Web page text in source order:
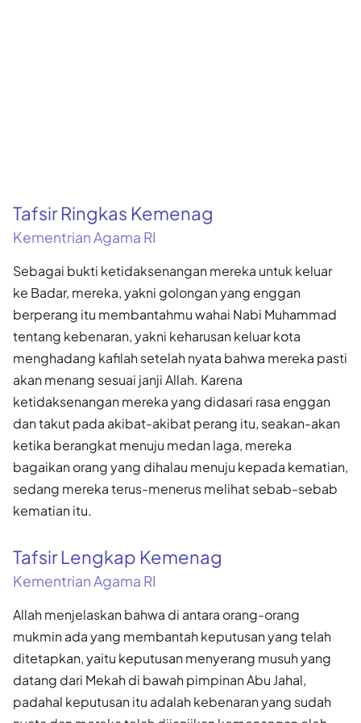
Tafsir Ringkas Kemenag
Kementrian Agama RI
Sebagai bukti ketidaksenangan mereka untuk keluar
ke Badar, mereka, yakni golongan yang enggan
berperang itu membantahmu wahai Nabi Muhammad
tentang kebenaran, yakni keharusan keluar kota
menghadang kafilah setelah nyata bahwa mereka pasti
akan menang sesuai janji Allah. Karena
ketidaksenangan mereka yang didasari rasa enggan
dan takut pada akibat-akibat perang itu, seakan-akan
ketika berangkat menuju medan laga, mereka
bagaikan orang yang dihalau menuju kepada kematian,
sedang mereka terus-menerus melihat sebab-sebab
kematian itu.
Tafsir Lengkap Kemenag
Kementrian Agama RI
Allah menjelaskan bahwa di antara orang-orang
mukmin ada yang membantah keputusan yang telah
ditetapkan, yaitu keputusan menyerang musuh yang
datang dari Mekah di bawah pimpinan Abu Jahal,
padahal keputusan itu adalah kebenaran yang sudah